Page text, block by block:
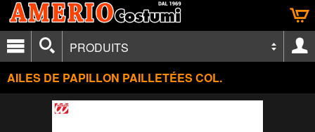
PRODUITS
AILES DE PAPILLON PAILLETÉES COL.